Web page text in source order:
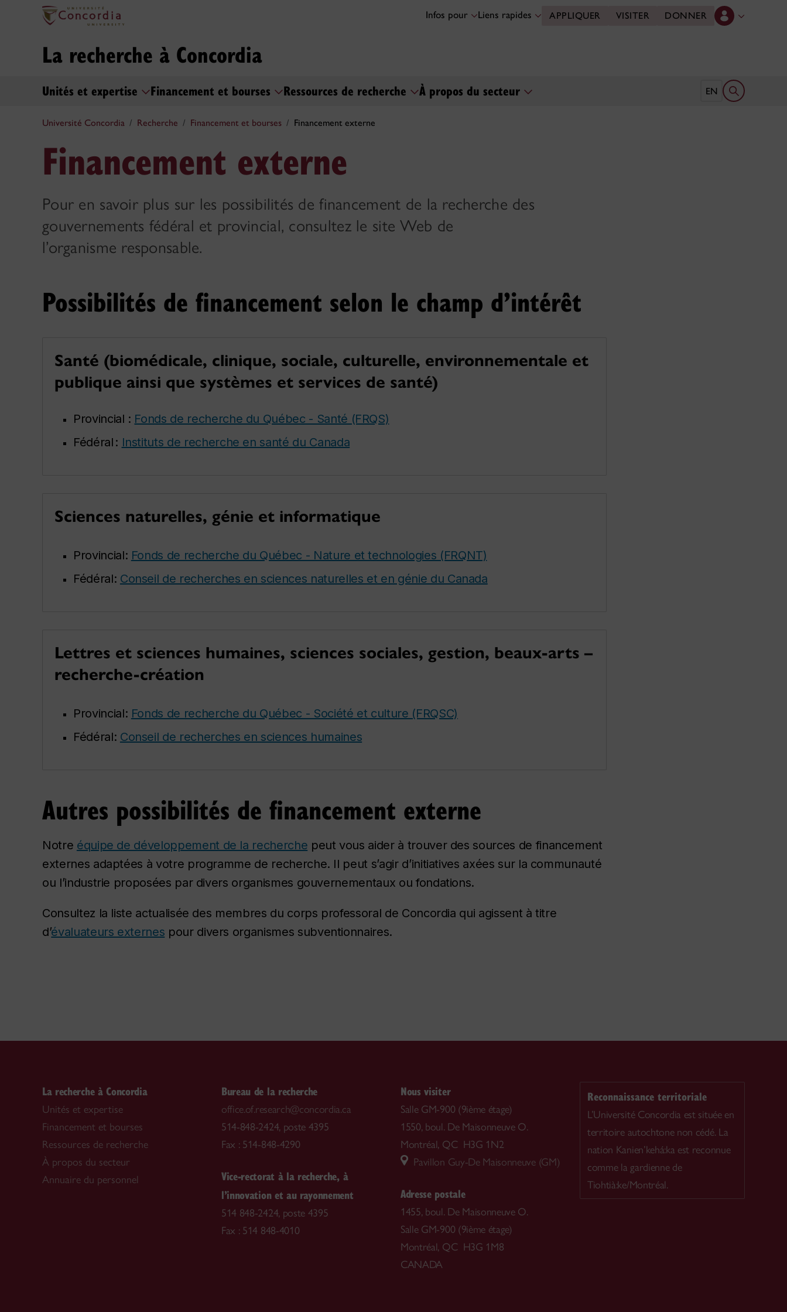
Infos pour Liens rapides APPLIQUER VISITER DONNER
La recherche à Concordia
Unités et expertise Financement et bourses Ressources de recherche À propos du secteur EN Ouvrir le
Université Concordia Recherche Financement et bourses Financement externe
Financement externe
Pour en savoir plus sur les possibilités de financement de la recherche des
gouvernements fédéral et provincial, consultez le site Web de
l’organisme responsable.
Possibilités de financement selon le champ d’intérêt
Santé (biomédicale, clinique, sociale, culturelle, environnementale et
publique ainsi que systèmes et services de santé)
Provincial : Fonds de recherche du Québec - Santé (FRQS)
Fédéral : Instituts de recherche en santé du Canada
Sciences naturelles, génie et informatique
Provincial: Fonds de recherche du Québec - Nature et technologies (FRQNT)
Fédéral: Conseil de recherches en sciences naturelles et en génie du Canada
Lettres et sciences humaines, sciences sociales, gestion, beaux-arts –
recherche-création
Provincial: Fonds de recherche du Québec - Société et culture (FRQSC)
Fédéral: Conseil de recherches en sciences humaines
Autres possibilités de financement externe
Notre équipe de développement de la recherche peut vous aider à trouver des sources de financement
externes adaptées à votre programme de recherche. Il peut s’agir d’initiatives axées sur la communauté
ou l’industrie proposées par divers organismes gouvernementaux ou fondations.
Consultez la liste actualisée des membres du corps professoral de Concordia qui agissent à titre
d’évaluateurs externes pour divers organismes subventionnaires.
La recherche à Concordia
Unités et expertise
Financement et bourses
Ressources de recherche
À propos du secteur
Annuaire du personnel
Bureau de la recherche
office.of.research@concordia.ca
514-848-2424, poste 4395
Fax : 514-848-4290
Vice-rectorat à la recherche, à
l’innovation et au rayonnement
514 848-2424, poste 4395
Fax : 514 848-4010
Nous visiter
Salle GM-900 (9ième étage)
1550, boul. De Maisonneuve O.
Montréal, QC H3G 1N2
Pavillon Guy-De Maisonneuve (GM)
Adresse postale
1455, boul. De Maisonneuve O.
Salle GM-900 (9ième étage)
Montréal, QC H3G 1M8
CANADA
Reconnaissance territoriale
L’Université Concordia est située en
territoire autochtone non cédé. La
nation Kanien’kehá:ka est reconnue
comme la gardienne de
Tiohtià:ke/Montréal.